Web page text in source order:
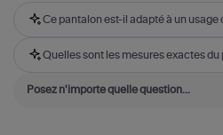
Ce pantalon est-il adapté à un usage
Quelles sont les mesures exactes